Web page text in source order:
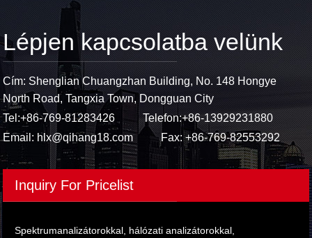
Lépjen kapcsolatba velünk
Cím: Shenglian Chuangzhan Building, No. 148 Hongye
North Road, Tangxia Town, Dongguan City
Tel:+86-769-81283426 Telefon:+86-13929231880
Email: hlx@qihang18.com Fax: +86-769-82553292
Inquiry For Pricelist
Spektrumanalizátorokkal, hálózati analizátorokkal,